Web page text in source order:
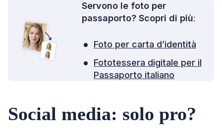
Servono le foto per
passaporto? Scopri di più:
Foto per carta d’identità
Fototessera digitale per il
Passaporto italiano
Social media: solo pro?